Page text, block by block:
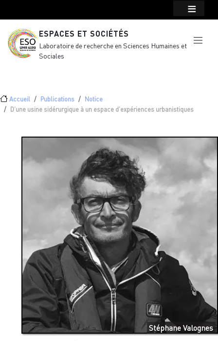
ESPACES ET SOCIÉTÉS
Laboratoire de recherche en Sciences Humaines et
Sociales
Fil d'Ariane
Accueil Publications
Notice
D’une usine sidérurgique à un espace d’expériences urbanistiques
Stéphane Valognes